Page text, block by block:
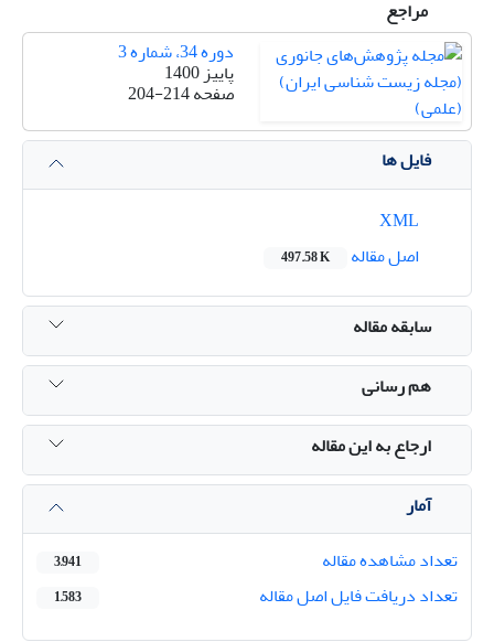
مراجع
دوره 34، شماره 3
پاییز 1400
صفحه204-214
فایل ها
اصل مقاله
497.58 K
سابقه مقاله
هم رسانی
ارجاع به این مقاله
آمار
تعداد مشاهده مقاله
3,941
تعداد دریافت فایل اصل مقاله 1,583